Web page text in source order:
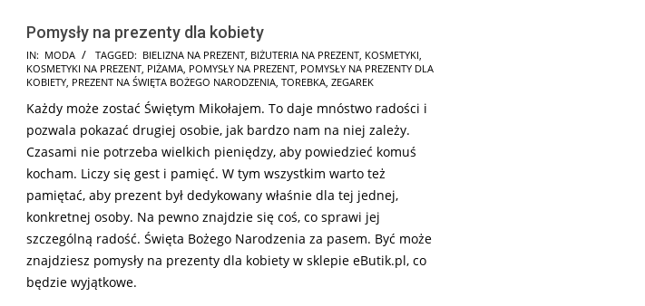
Pomysły na prezenty dla kobiety
2025-
08-
IN: MODA TAGGED: BIELIZNA NA PREZENT, BIŻUTERIA NA PREZENT, KOSMETYKI,
KOSMETYKI NA PREZENT, PIŻAMA, POMYSŁY NA PREZENT, POMYSŁY NA PREZENTY DLA
KOBIETY, PREZENT NA ŚWIĘTA BOŻEGO NARODZENIA, TOREBKA, ZEGAREK
Każdy może zostać Świętym Mikołajem. To daje mnóstwo radości i
pozwala pokazać drugiej osobie, jak bardzo nam na niej zależy.
Czasami nie potrzeba wielkich pieniędzy, aby powiedzieć komuś
kocham. Liczy się gest i pamięć. W tym wszystkim warto też
pamiętać, aby prezent był dedykowany właśnie dla tej jednej,
konkretnej osoby. Na pewno znajdzie się coś, co sprawi jej
szczególną radość. Święta Bożego Narodzenia za pasem. Być może
znajdziesz pomysły na prezenty dla kobiety w sklepie eButik.pl, co
będzie wyjątkowe.